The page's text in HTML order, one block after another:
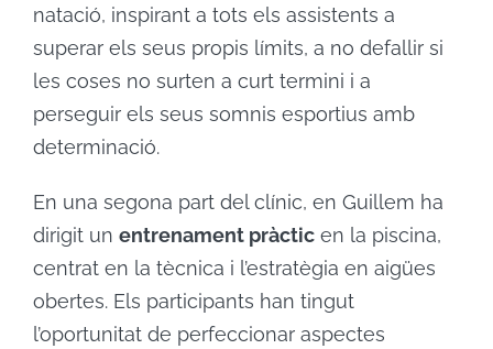
natació, inspirant a tots els assistents a
superar els seus propis límits, a no defallir si
les coses no surten a curt termini i a
perseguir els seus somnis esportius amb
determinació.
En una segona part del clínic, en Guillem ha
dirigit un entrenament pràctic en la piscina,
centrat en la tècnica i l’estratègia en aigües
obertes. Els participants han tingut
l’oportunitat de perfeccionar aspectes